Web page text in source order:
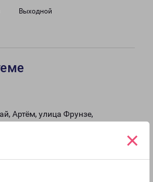
×
Выходной
Артём, улица Фрунзе,